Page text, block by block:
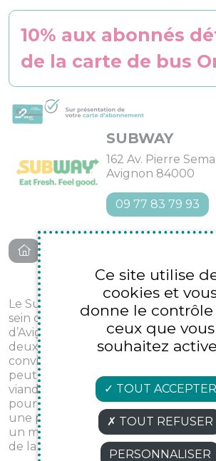
10% aux abonnés
de la carte de bus
SUBWAY
162 Av. Pierre
Avignon 84000
09 77 83 79 93
Le Subway de Cap Sud est une
sein de la zone commerciale la
d’Avignon. Après une session
deux courses, on y trouve un
convivial pour composer un
peut personnaliser son “sub” avec
viandes, de légumes frais et de
pour un déjeuner rapide, un encas
une pause entre amis, le Subway
un moment simple, gourmand et
de la zone commerciale.
Ce site utilise
cookies et
donne le contrôle
ceux que vous
souhaitez
TOUT ACCEPTER
TOUT REFUSER
PERSONNALISER